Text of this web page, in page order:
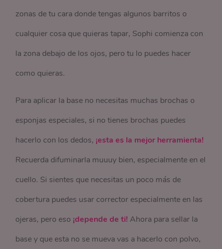
zonas de tu cara donde tengas algunos barritos o
cualquier cosa que quieras tapar, Sophi comienza con
la zona debajo de los ojos, pero tu lo puedes hacer
como quieras.
Para aplicar la base no necesitas muchas brochas o
esponjas especiales, si no tienes brochas puedes
hacerlo con los dedos, ¡esta es la mejor herramienta!
Recuerda difuminarla muuuy bien, especialmente en el
cuello. Si sientes que necesitas un poco más de
cobertura puedes usar corrector especialmente en las
ojeras, pero eso ¡depende de ti!Ahora para sellar la
base y que esta no se mueva vas a hacerlo con polvo,